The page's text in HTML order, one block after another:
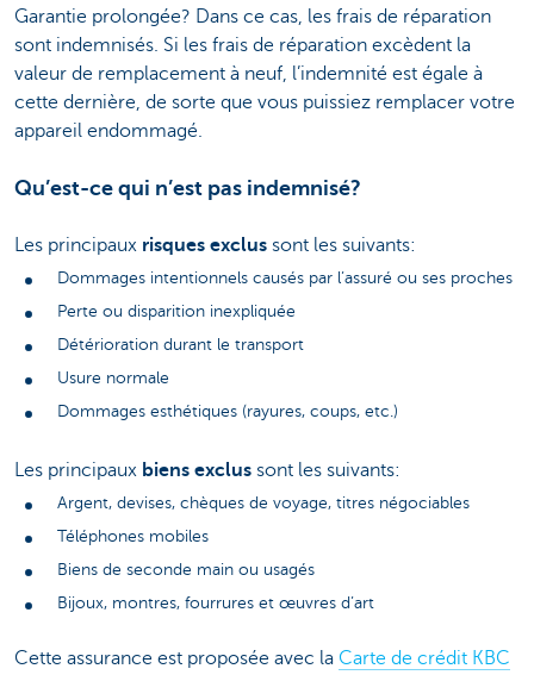
Garantie prolongée? Dans ce cas, les frais de réparation
sont indemnisés. Si les frais de réparation excèdent la
valeur de remplacement à neuf, l’indemnité est égale à
cette dernière, de sorte que vous puissiez remplacer votre
appareil endommagé.
Qu’est-ce qui n’est pas indemnisé?
Les principaux risques exclus sont les suivants:
Dommages intentionnels causés par l’assuré ou ses proches
Perte ou disparition inexpliquée
Détérioration durant le transport
Usure normale
Dommages esthétiques (rayures, coups, etc.)
Les principaux biens exclus sont les suivants:
Argent, devises, chèques de voyage, titres négociables
Téléphones mobiles
Biens de seconde main ou usagés
Bijoux, montres, fourrures et œuvres d’art
Cette assurance est proposée avec la Carte de crédit KBC